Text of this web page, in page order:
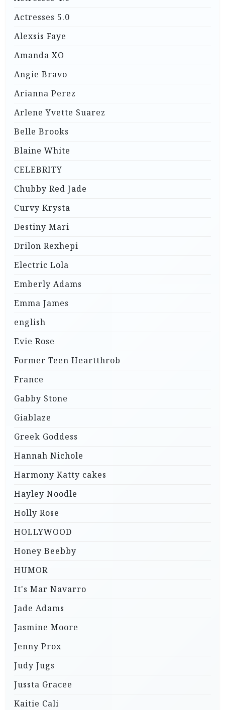
Actresses 5.0
Alexsis Faye
Amanda XO
Angie Bravo
Arianna Perez
Arlene Yvette Suarez
Belle Brooks
Blaine White
CELEBRITY
Chubby Red Jade
Curvy Krysta
Destiny Mari
Drilon Rexhepi
Electric Lola
Emberly Adams
Emma James
english
Evie Rose
Former Teen Heartthrob
France
Gabby Stone
Giablaze
Greek Goddess
Hannah Nichole
Harmony Katty cakes
Hayley Noodle
Holly Rose
HOLLYWOOD
Honey Beebby
HUMOR
It's Mar Navarro
Jade Adams
Jasmine Moore
Jenny Prox
Judy Jugs
Jussta Gracee
Kaitie Cali